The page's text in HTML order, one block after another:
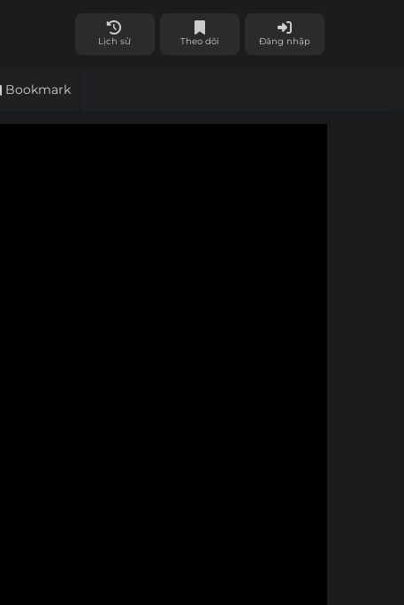
Lịch sử Theo dõi Đăng nhập
Bookmark